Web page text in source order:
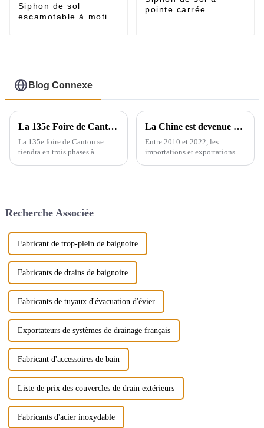
Siphon de sol
escamotable à motif
pointe carrée
Blog Connexe
La 135e Foire de Canton se déroulera en trois phases à Guangzhou, en Chine, du 15 avril au 5 mai.
La 135e foire de Canton se
tiendra en trois phases à
nous...
La Chine est devenue un exportateur majeur de produits sanitaires
Entre 2010 et 2022, les
importations et exportations
Recherche Associée
Fabricant de trop-plein de baignoire
Fabricants de drains de baignoire
Fabricants de tuyaux d'évacuation d'évier
Exportateurs de systèmes de drainage français
Fabricant d'accessoires de bain
Liste de prix des couvercles de drain extérieurs
Fabricants d'acier inoxydable